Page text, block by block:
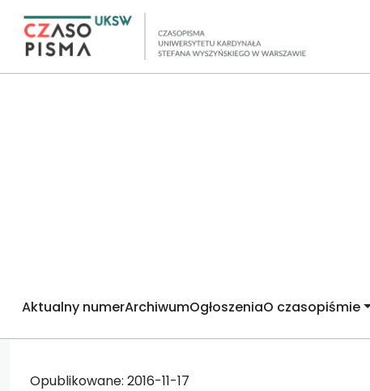
Aktualny numerArchiwumOgłoszeniaO czasopiśmie
Opublikowane: 2016-11-17